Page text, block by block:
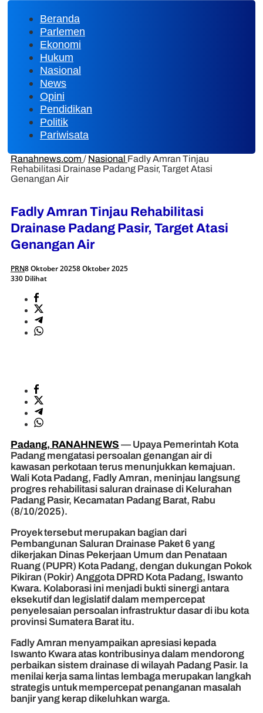
Beranda
Parlemen
Ekonomi
Hukum
Nasional
News
Opini
Pendidikan
Politik
Pariwisata
Ranahnews.com / Nasional Fadly Amran Tinjau
Rehabilitasi Drainase Padang Pasir, Target Atasi
Genangan Air
Fadly Amran Tinjau Rehabilitasi
Drainase Padang Pasir, Target Atasi
Genangan Air
PRN8 Oktober 20258 Oktober 2025
330 Dilihat
Padang, RANAHNEWS — Upaya Pemerintah Kota
Padang mengatasi persoalan genangan air di
kawasan perkotaan terus menunjukkan kemajuan.
Wali Kota Padang, Fadly Amran, meninjau langsung
progres rehabilitasi saluran drainase di Kelurahan
Padang Pasir, Kecamatan Padang Barat, Rabu
(8/10/2025).
Proyek tersebut merupakan bagian dari
Pembangunan Saluran Drainase Paket 6 yang
dikerjakan Dinas Pekerjaan Umum dan Penataan
Ruang (PUPR) Kota Padang, dengan dukungan Pokok
Pikiran (Pokir) Anggota DPRD Kota Padang, Iswanto
Kwara. Kolaborasi ini menjadi bukti sinergi antara
eksekutif dan legislatif dalam mempercepat
penyelesaian persoalan infrastruktur dasar di ibu kota
provinsi Sumatera Barat itu.
Fadly Amran menyampaikan apresiasi kepada
Iswanto Kwara atas kontribusinya dalam mendorong
perbaikan sistem drainase di wilayah Padang Pasir. Ia
menilai kerja sama lintas lembaga merupakan langkah
strategis untuk mempercepat penanganan masalah
banjir yang kerap dikeluhkan warga.